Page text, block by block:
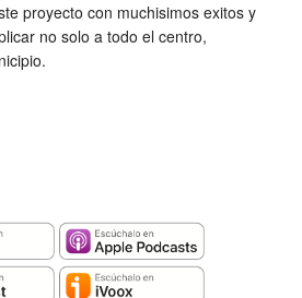
proyecto con muchisimos exitos y
no solo a todo el centro,